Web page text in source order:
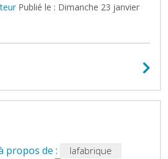
Publié le : Dimanche 23 janvier
propos de : lafabrique